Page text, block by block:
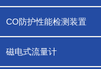
CO防护性能检测装置
磁电式流量计